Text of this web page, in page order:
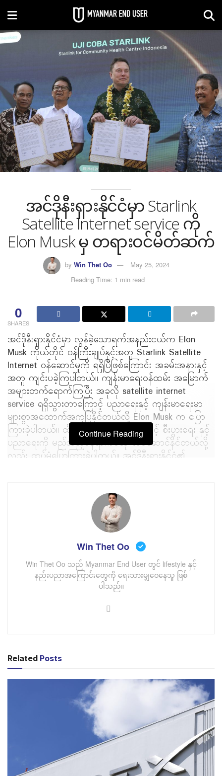
အင်ဒိုနီးရှားနိုင်ငံမှာ Starlink
Satellite Internet service ကို
Elon Musk မှ တရားဝင်မိတ်ဆက်
by Win Thet Oo
May 25, 2024
Reading Time: 1 min read
0
SHARES
အင်ဒိုနီးရှားနိုင်ငံမှာ လွန်ခဲ့သောရက်အနည်းငယ်က Elon
Musk ကိုယ်တိုင် ဝန်ကြီးချုပ်နှင့်အတူ Starlink Satellite
Internet ဝန်ဆောင်မှုကို ရရှိပြီဖြစ်ကြောင်း အခမ်းအနားနှင့်
အတူ ကျင်းပခဲ့ကြပါတယ်။ ကျန်းမာရေးဝန်ထမ်း အမြောက်
အများတက်ရောက်ကြပြီး အခုလို satellite internet
service ရရှိသွားတာကြောင့် ပညာရေးနှင့် ကျန်းမာရေးမှာ
များစွာအထောက်အကူပြုနိုင်တယ်လို့ Elon Musk က ပြော
ကြားခဲ့ပါတယ်။ ထို့အပြင် အင်တာနက်ရှိရုံနှင့် စီးပွားရေး နှင့်
ပညာရေးကို မည်သည့်နေရာကမဆို လုပ်ဆောင်နိင်တယ်လို့
လည်း ထပ်မံပြောကြားခဲ့ပါတယ်။ အင်ဒိုနီးရှားနိုင်ငံ၏
နိုင်ငံ၏ အချို့နေရာတွေမှာ အင်တာနက်တပ်ဆင်ဖို့
အခက်အခဲရှိတာကြောင့် ယခုလို satellite internet ကို
အသုံးပြုနိုင်ခြင်းက​ အင်ဒိုနီးရှားနိုင်ငံအတွက် ကောင်းကျိုး
အများကြီးရှိတယ်လို့ ဝန်ကြီးချုပ်တွေက ပြောကြားခဲ့ပါတယ်။
ကျန်းမာရေးဝန်ကြီးဌာနရဲ့ အကြီးအကဲဖြစ်တဲ့ Budi Gunadi
Sadikin ပြောကြားချက်အရ တစ်နိုင်ငံလုံးမှာရှိတဲ့ ဆေးခန်း
ပေါင်း ၁ သောင်းကျော်မှာ ၂၇၀၀ က အင်တာနက် မရရှိနေ
ဘူးလို့ ပြောကြားခဲ့ပါတယ်။ ယနေ့မှာတော့ Starlink ရဲ့
အကူအညီကြောင့် တစ်နိုင်ငံလုံး satellite internet ကို
အသုံးပြုနိုင်သွားပြီလို့ ပြောကြားခဲ့ပါတယ်။ ဘာလီကျွန်းမှာ
ဝန်ကြီးချုပ်တွေနှင့်အတူ Elon Musk က Starlink Satellite
Continue Reading
Win Thet Oo
Win Thet Oo သည် Myanmar End User တွင် lifestyle နှင့်
နည်းပညာအကြောင်းတွေကို ရေးသားမျှဝေနေသူ ဖြစ်
ပါသည်။
Related Posts